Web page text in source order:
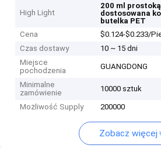
High Light
200 ml
dostosowana
butelka PET
Cena
$0.124-$0.233/
Czas dostawy
10 ~ 15 dni
Miejsce
pochodzenia
GUANGDONG
Minimalne
zamówienie
10000 sztuk
Możliwość Supply 200000
Zobacz więcej